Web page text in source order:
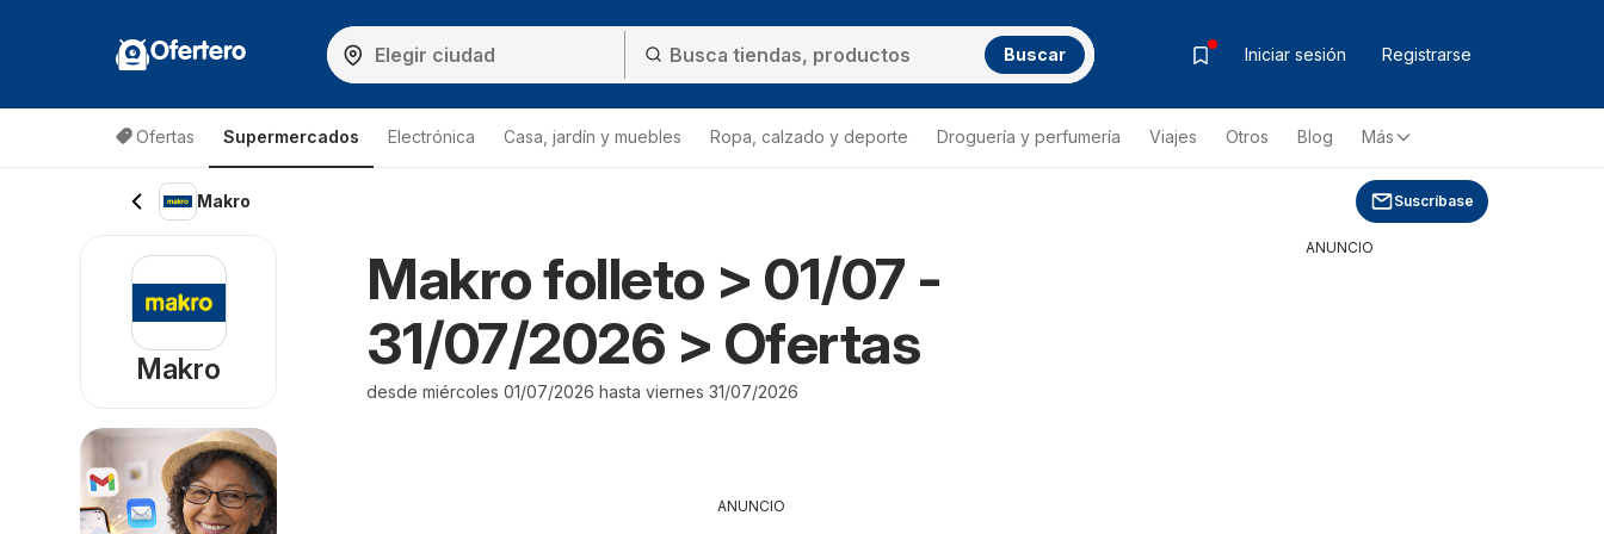
Ofertero Buscar Iniciar sesión Registrarse
Ofertas Supermercados Electrónica Casa, jardín y muebles Ropa, calzado y deporte Droguería y perfumería Viajes Otros Blog Más
Makro Suscríbase
Makro folleto > 01/07 -
31/07/2026 > Ofertas
desde miércoles 01/07/2026 hasta viernes 31/07/2026
ANUNCIO
Makro
ANUNCIO